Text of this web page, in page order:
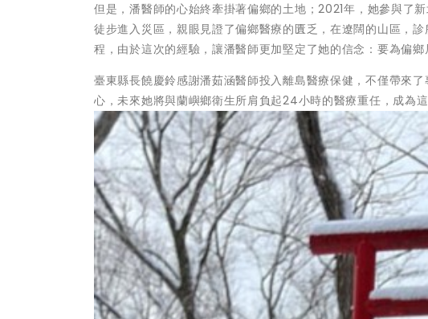
但是，潘醫師的心始終牽掛著偏鄉的土地；2021年，她參與了
徒步進入災區，親眼見證了偏鄉醫療的匱乏，在遼闊的山區，
程，由於這次的經驗，讓潘醫師更加堅定了她的信念：要為偏鄉
臺東縣長饒慶鈴感謝潘茹涵醫師投入離島醫療保健，不僅帶來
心，未來她將與蘭嶼鄉衛生所肩負起24小時的醫療重任，成為這